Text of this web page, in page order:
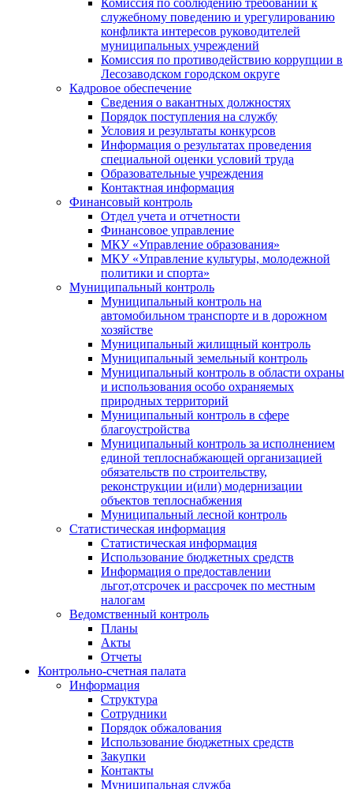
Комиссия по соблюдению требований к
служебному поведению и урегулированию
конфликта интересов руководителей
муниципальных учреждений
Комиссия по противодействию коррупции в
Лесозаводском городском округе
Кадровое обеспечение
Сведения о вакантных должностях
Порядок поступления на службу
Условия и результаты конкурсов
Информация о результатах проведения
специальной оценки условий труда
Образовательные учреждения
Контактная информация
Финансовый контроль
Отдел учета и отчетности
Финансовое управление
МКУ «Управление образования»
МКУ «Управление культуры, молодежной
политики и спорта»
Муниципальный контроль
Муниципальный контроль на
автомобильном транспорте и в дорожном
хозяйстве
Муниципальный жилищный контроль
Муниципальный земельный контроль
Муниципальный контроль в области охраны
и использования особо охраняемых
природных территорий
Муниципальный контроль в сфере
благоустройства
Муниципальный контроль за исполнением
единой теплоснабжающей организацией
обязательств по строительству,
реконструкции и(или) модернизации
объектов теплоснабжения
Муниципальный лесной контроль
Статистическая информация
Статистическая информация
Использование бюджетных средств
Информация о предоставлении
льгот,отсрочек и рассрочек по местным
налогам
Ведомственный контроль
Планы
Акты
Отчеты
Контрольно-счетная палата
Информация
Структура
Сотрудники
Порядок обжалования
Использование бюджетных средств
Закупки
Контакты
Муниципальная служба